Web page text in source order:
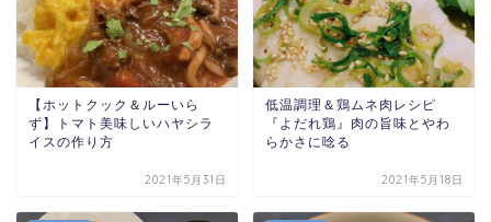
【ホットクック＆ルーいら
ず】トマト美味しいハヤシラ
イスの作り方
2021年5月31日
低温調理＆鶏ムネ肉レシピ
『よだれ鶏』肉の旨味とやわ
らかさに唸る
2021年5月18日